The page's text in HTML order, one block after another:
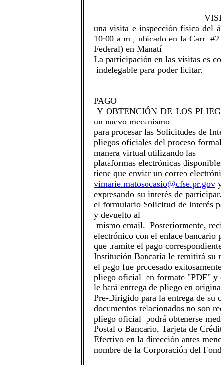
VISITA A LA
una visita e inspección física del
10:00 a.m., ubicado en la Carr.
Federal) en Manatí
La participación en las visitas es
indelegable para poder licitar.
PAGO
Y OBTENCIÓN DE LOS
un nuevo mecanismo
para procesar las Solicitudes de
pliegos oficiales del proceso
manera virtual utilizando las
plataformas electrónicas
tiene que enviar un correo
vimarie.matosocasio@cfse.pr.gov
expresando su interés de
el formulario Solicitud de Interés
y devuelto al
mismo email. Posteriormente,
electrónico con el enlace bancario
que tramite el pago
Institución Bancaria le remitirá su
el pago fue procesado
pliego oficial en formato "PDF" y
le hará entrega de pliego en
Pre-Dirigido para la entrega de
documentos relacionados no son
pliego oficial podrá obtenerse
Postal o Bancario, Tarjeta de
Efectivo en la dirección antes
nombre de la Corporación del